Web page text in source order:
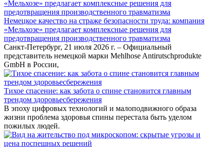
Немецкое качество на страже безопасности труда: компания
«Мельхозе» предлагает комплексные решения для
предотвращения производственного травматизма
Санкт-Петербург, 21 июля 2026 г. – Официальный
представитель немецкой марки Mehlhose Antirutschprodukte
GmbH в России,
Тихое спасение: как забота о спине становится главным
трендом здоровьесбережения
В эпоху цифровых технологий и малоподвижного образа
жизни проблема здоровья спины перестала быть уделом
пожилых людей.